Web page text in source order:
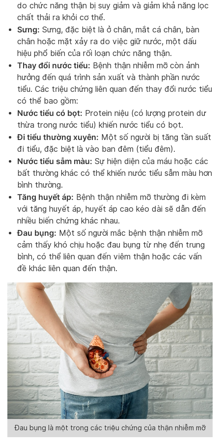
do chức năng thận bị suy giảm và giảm khả năng lọc
chất thải ra khỏi cơ thể.
Sưng: Sưng, đặc biệt là ở chân, mắt cá chân, bàn
chân hoặc mặt xảy ra do việc giữ nước, một dấu
hiệu phổ biến của rối loạn chức năng thận.
Thay đổi nước tiểu: Bệnh thận nhiễm mỡ còn ảnh
hưởng đến quá trình sản xuất và thành phần nước
tiểu. Các triệu chứng liên quan đến thay đổi nước tiểu
có thể bao gồm:
Nước tiểu có bọt: Protein niệu (có lượng protein dư
thừa trong nước tiểu) khiến nước tiểu có bọt.
Đi tiểu thường xuyên: Một số người bị tăng tần suất
đi tiểu, đặc biệt là vào ban đêm (tiểu đêm).
Nước tiểu sẫm màu: Sự hiện diện của máu hoặc các
bất thường khác có thể khiến nước tiểu sẫm màu hơn
bình thường.
Tăng huyết áp: Bệnh thận nhiễm mỡ thường đi kèm
với tăng huyết áp, huyết áp cao kéo dài sẽ dẫn đến
nhiều biến chứng khác nhau.
Đau bụng: Một số người mắc bệnh thận nhiễm mỡ
cảm thấy khó chịu hoặc đau bụng từ nhẹ đến trung
bình, có thể liên quan đến viêm thận hoặc các vấn
đề khác liên quan đến thận.
Đau bụng là một trong các triệu chứng của thận nhiễm mỡ